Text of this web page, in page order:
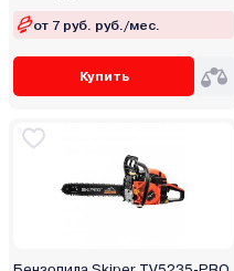
от 7 руб. руб./мес.
Купить